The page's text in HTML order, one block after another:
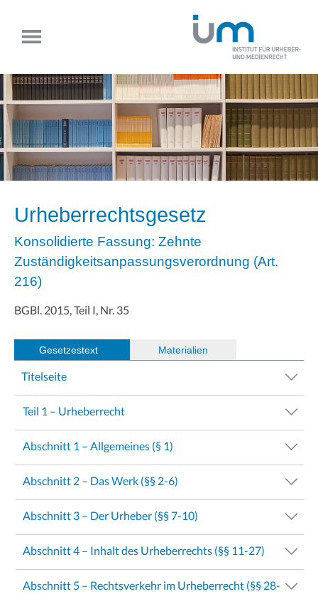
Urheberrechtsgesetz
Konsolidierte Fassung: Zehnte
Zuständigkeitsanpassungsverordnung (Art.
216)
BGBl. 2015, Teil I, Nr. 35
Gesetzestext Materialien
Titelseite
Teil 1 – Urheberrecht
Abschnitt 1 – Allgemeines (§ 1)
Abschnitt 2 – Das Werk (§§ 2-6)
Abschnitt 3 – Der Urheber (§§ 7-10)
Abschnitt 4 – Inhalt des Urheberrechts (§§ 11-27)
Abschnitt 5 – Rechtsverkehr im Urheberrecht (§§ 28-